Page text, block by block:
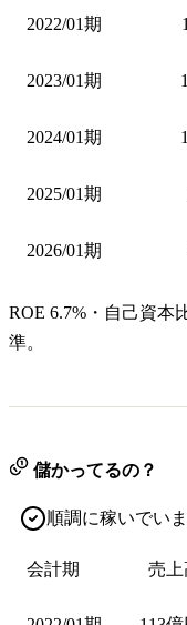
2022/01期
2023/01期
2024/01期
2025/01期
2026/01期
ROE 6.7%・自己資本
準。
儲かってるの？
順調に稼いでい
会計期 売上